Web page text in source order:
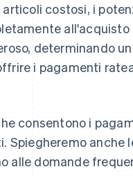
costosi, i
all'acquisto
determinando
i pagamenti
consentono i
Spiegheremo anche
alle domande